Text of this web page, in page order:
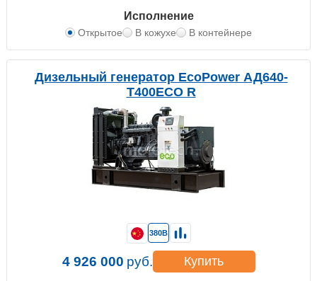
Исполнение
Открытое В кожухе В контейнере
Дизельный генератор EcoPower АД640-
T400ECO R
380В
4 926 000 руб. Купить